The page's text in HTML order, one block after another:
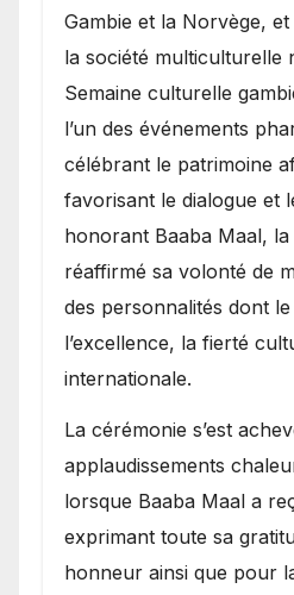
Gambie et la Norvège,
la société multiculturelle
Semaine culturelle
l’un des événements
célébrant le patrimoine
favorisant le dialogue et
honorant Baaba Maal,
réaffirmé sa volonté de
des personnalités dont
l’excellence, la fierté
internationale.
​La cérémonie s’est
applaudissements
lorsque Baaba Maal a
exprimant toute sa
honneur ainsi que pour